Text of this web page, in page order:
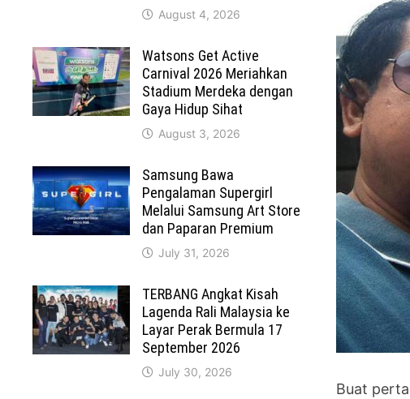
Buat
August 4, 2026
Watsons Get Active
Carnival 2026 Meriahkan
Stadium Merdeka dengan
Gaya Hidup Sihat
August 3, 2026
Samsung Bawa
Pengalaman Supergirl
Melalui Samsung Art Store
dan Paparan Premium
July 31, 2026
TERBANG Angkat Kisah
Lagenda Rali Malaysia ke
Layar Perak Bermula 17
September 2026
July 30, 2026